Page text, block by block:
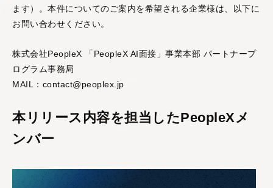
ます）。本件についてのご案内を希望される企業様は、以下に
お問い合わせください。
株式会社PeopleX 「PeopleX AI面接」事業本部 パートナープ
ログラム事務局
MAIL：contact@peoplex.jp
本リリース内容を担当したPeopleXメ
ンバー